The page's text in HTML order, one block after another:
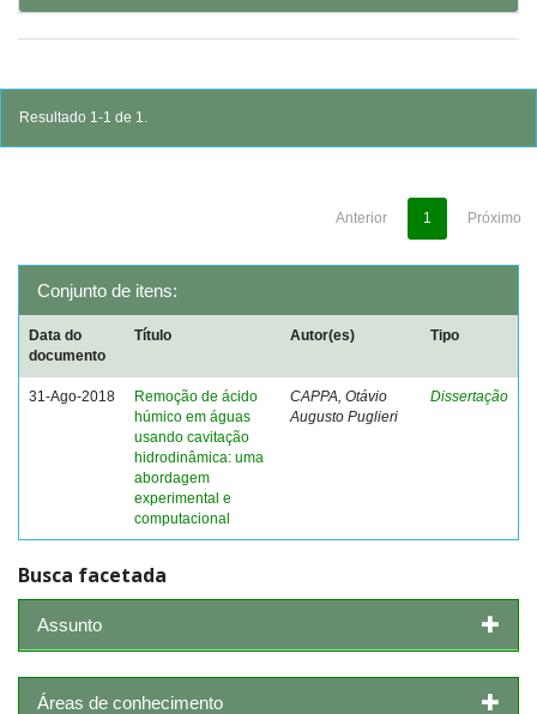
Resultado 1-1 de 1.
Anterior 1 Próximo
Conjunto de itens:
Data do
documento
Título Autor(es) Tipo
31-Ago-2018
Remoção de ácido
húmico em águas
usando cavitação
hidrodinâmica: uma
abordagem
experimental e
computacional
CAPPA, Otávio
Augusto Puglieri
Dissertação
Busca facetada
Assunto
Áreas de conhecimento